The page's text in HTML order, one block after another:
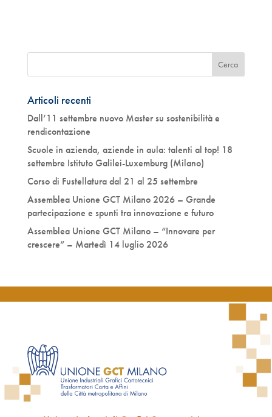
Articoli recenti
Dall’11 settembre nuovo Master su sostenibilità e
rendicontazione
Scuole in azienda, aziende in aula: talenti al top! 18
settembre Istituto Galilei-Luxemburg (Milano)
Corso di Fustellatura dal 21 al 25 settembre
Assemblea Unione GCT Milano 2026 – Grande
partecipazione e spunti tra innovazione e futuro
Assemblea Unione GCT Milano – “Innovare per
crescere” – Martedì 14 luglio 2026